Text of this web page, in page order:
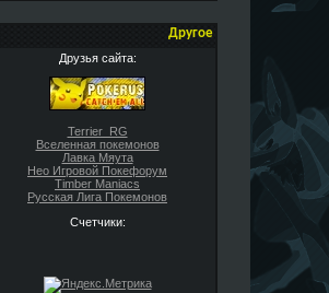
Другое
Друзья сайта:
Terrier_RG
Вселенная покемонов
Лавка Мяута
Нео Игровой Покефорум
Timber Maniacs
Русская Лига Покемонов
Счетчики: